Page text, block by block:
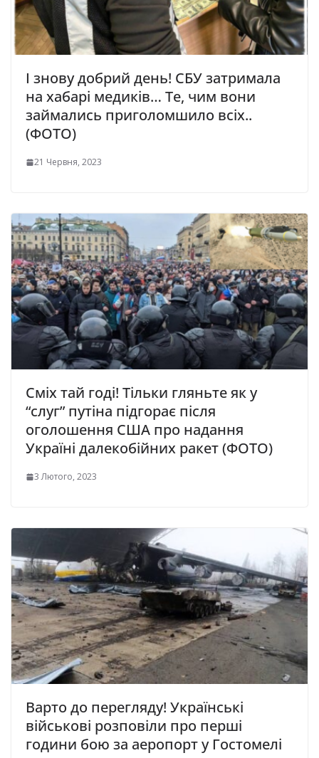
І знову добрий день! СБУ затримала
на хабарі медиків… Те, чим вони
займались приголомшило всіх..
(ФОТО)
21 Червня, 2023
Сміх тай годі! Тільки гляньте як у
“слуг” путіна підгорає після
оголошення США про надання
Україні далекобійних ракет (ФОТО)
3 Лютого, 2023
Варто до перегляду! Українські
військові розповіли про перші
години бою за аеропорт у Гостомелі